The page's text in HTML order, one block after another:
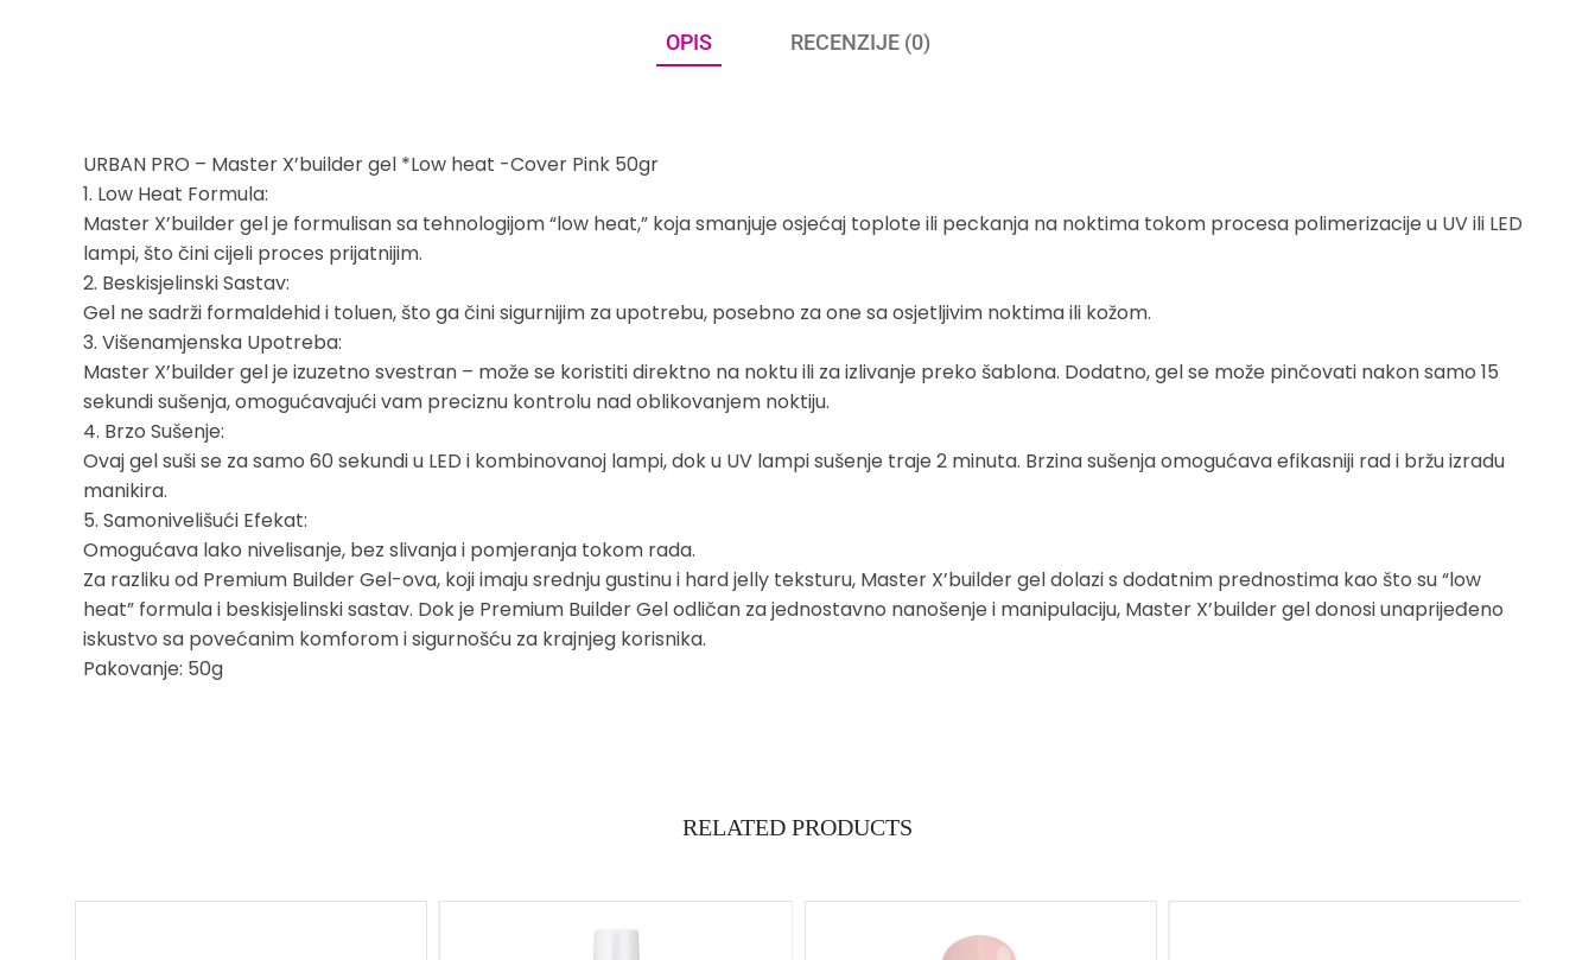
OPIS RECENZIJE (0)
URBAN PRO – Master X’builder gel *Low heat -Cover Pink 50gr
1. Low Heat Formula:
Master X’builder gel je formulisan sa tehnologijom “low heat,” koja smanjuje osjećaj toplote ili peckanja na noktima tokom procesa polimerizacije u UV ili LED
lampi, što čini cijeli proces prijatnijim.
2. Beskisjelinski Sastav:
Gel ne sadrži formaldehid i toluen, što ga čini sigurnijim za upotrebu, posebno za one sa osjetljivim noktima ili kožom.
3. Višenamjenska Upotreba:
Master X’builder gel je izuzetno svestran – može se koristiti direktno na noktu ili za izlivanje preko šablona. Dodatno, gel se može pinčovati nakon samo 15
sekundi sušenja, omogućavajući vam preciznu kontrolu nad oblikovanjem noktiju.
4. Brzo Sušenje:
Ovaj gel suši se za samo 60 sekundi u LED i kombinovanoj lampi, dok u UV lampi sušenje traje 2 minuta. Brzina sušenja omogućava efikasniji rad i bržu izradu
manikira.
5. Samonivelišući Efekat:
Omogućava lako nivelisanje, bez slivanja i pomjeranja tokom rada.
Za razliku od Premium Builder Gel-ova, koji imaju srednju gustinu i hard jelly teksturu, Master X’builder gel dolazi s dodatnim prednostima kao što su “low
heat” formula i beskisjelinski sastav. Dok je Premium Builder Gel odličan za jednostavno nanošenje i manipulaciju, Master X’builder gel donosi unaprijeđeno
iskustvo sa povećanim komforom i sigurnošću za krajnjeg korisnika.
Pakovanje: 50g
RELATED PRODUCTS